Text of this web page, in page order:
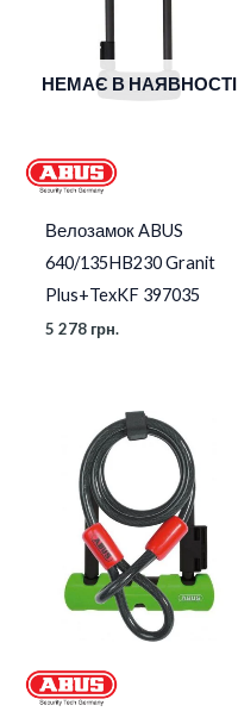
НЕМАЄ В НАЯВНОСТІ
Велозамок ABUS
640/135HB230 Granit
Plus+TexKF 397035
5 278 грн.